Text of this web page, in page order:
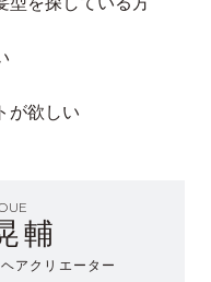
が欲しい
輔
アクリエーター